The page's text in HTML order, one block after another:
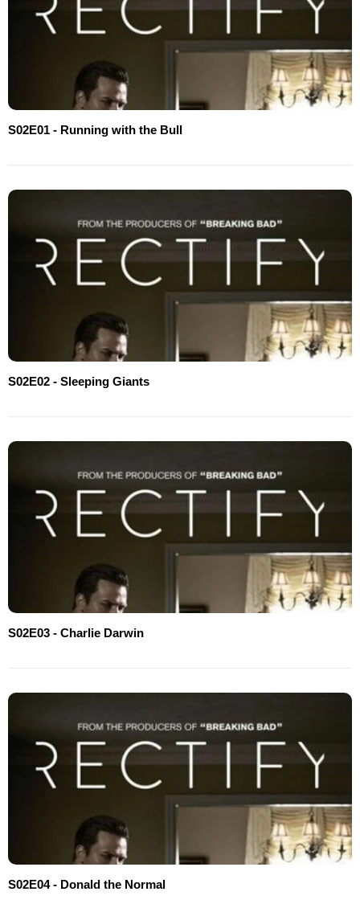
S02E01 - Running with the Bull
S02E02 - Sleeping Giants
S02E03 - Charlie Darwin
S02E04 - Donald the Normal